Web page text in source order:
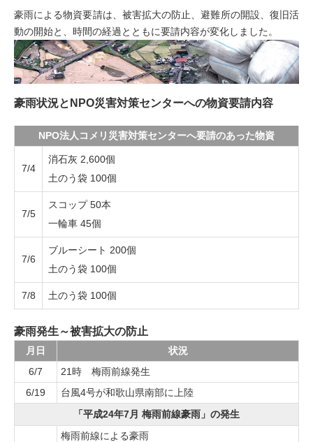
豪雨による物資要請は、被害拡大の防止、避難所の開設、復旧活
動の開始と、時間の経過とともに要請内容が変化しました。
豪雨状況とNPO災害対策センターへの物資要請内容
NPO法人コメリ災害対策センターへ要請のあった物資
7/4
消石灰 2,600個
土のう袋 100個
7/5
スコップ 50本
一輪車 45個
7/6
ブルーシート 200個
土のう袋 100個
7/8 土のう袋 100個
豪雨発生～被害拡大の防止
月日
状況
6/7
21時 梅雨前線発生
6/19
台風4号が和歌山県南部に上陸
「平成24年7月 梅雨前線豪雨」の発生
梅雨前線による豪雨